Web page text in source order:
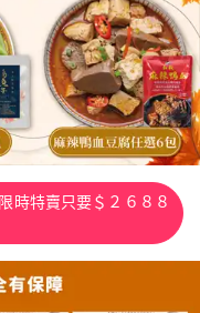
時特賣只要＄２６８８